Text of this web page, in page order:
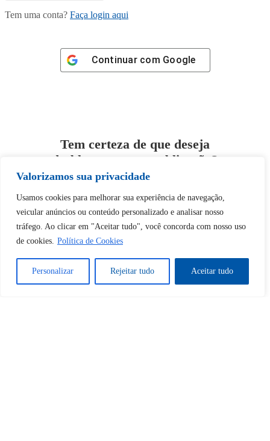
Valorizamos sua privacidade
Usamos cookies para melhorar sua experiência de navegação,
veicular anúncios ou conteúdo personalizado e analisar nosso
tráfego. Ao clicar em "Aceitar tudo", você concorda com nosso uso
de cookies. Política de Cookies
Personalizar Rejeitar tudo Aceitar tudo
Tem uma conta? Faça login aqui
Continuar com Google
Tem certeza de que deseja
desbloquear esta publicação?
Desbloquear esquerda : 0
Sim Não